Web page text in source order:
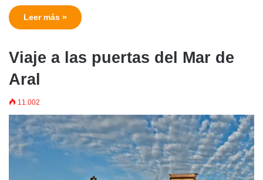
Leer más »
Viaje a las puertas del Mar de
Aral
11.002